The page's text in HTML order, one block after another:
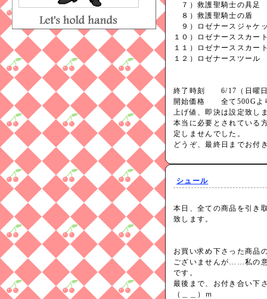
７）救護聖騎士の
８）救護聖騎士の
９）ロゼナースジャ
１０）ロゼナースス
１１）ロゼナーススカ
１２）ロゼナースツ
終了時刻 6/17（日曜日
開始価格 全て500G
上げ値、即決は設定致し
本当に必要とされている
定しませんでした。
どうぞ、最終日までお
シュール
本日、全ての商品を引き
致します。
お買い求め下さった商品
ございませんが……私の
です。
最後まで、お付き合い下
（＿＿）ｍ